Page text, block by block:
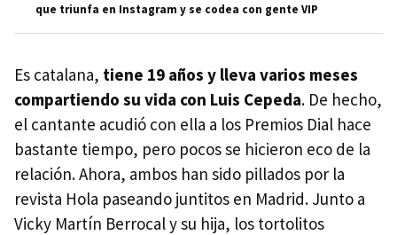
que triunfa en Instagram y se codea con gente VIP
Es catalana, tiene 19 años y lleva varios meses
compartiendo su vida con Luis Cepeda. De hecho,
el cantante acudió con ella a los Premios Dial hace
bastante tiempo, pero pocos se hicieron eco de la
relación. Ahora, ambos han sido pillados por la
revista Hola paseando juntitos en Madrid. Junto a
Vicky Martín Berrocal y su hija, los tortolitos